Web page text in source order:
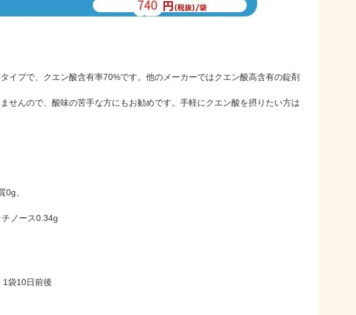
イプで、クエン酸含有率70%です。他のメーカーではクエン酸高含有の錠剤
せんので、酸味の苦手な方にもお勧めです。手軽にクエン酸を摂りたい方は
0g、
チノース0.34g
袋10日前後